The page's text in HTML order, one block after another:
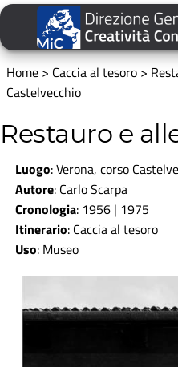
Home > Caccia al tesoro >
Castelvecchio
Restauro e
Luogo: Verona, corso
Autore: Carlo Scarpa
Cronologia: 1956 | 1975
Itinerario: Caccia al tesoro
Uso: Museo